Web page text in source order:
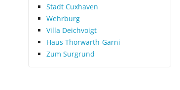
Stadt Cuxhaven
Wehrburg
Villa Deichvoigt
Haus Thorwarth-Garni
Zum Surgrund